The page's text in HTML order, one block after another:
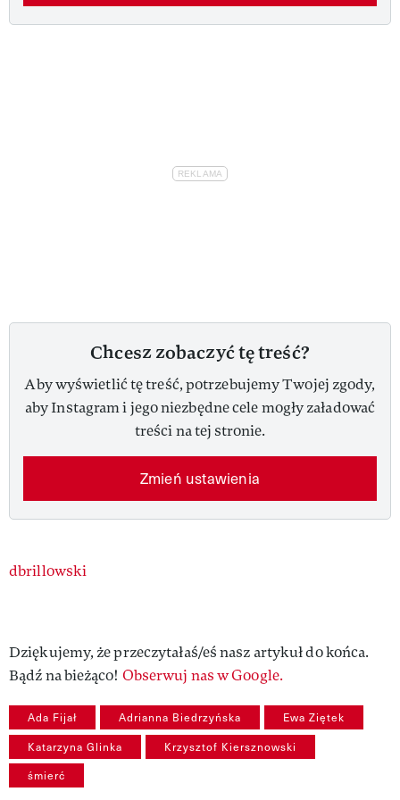
Chcesz zobaczyć tę treść?
Aby wyświetlić tę treść, potrzebujemy Twojej zgody,
aby Instagram i jego niezbędne cele mogły załadować
treści na tej stronie.
Zmień ustawienia
Authors
dbrillowski
Dziękujemy, że przeczytałaś/eś nasz artykuł do końca.
Bądź na bieżąco! Obserwuj nas w Google.
Ada Fijał Adrianna Biedrzyńska Ewa Ziętek
Katarzyna Glinka Krzysztof Kiersznowski
śmierć